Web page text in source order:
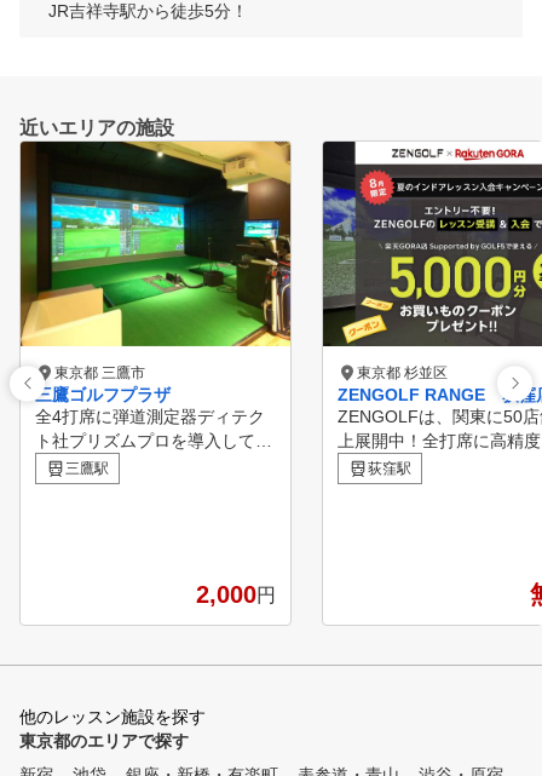
JR吉祥寺駅から徒歩5分！
近いエリアの施設
東京都 三鷹市
三鷹ゴルフプラザ
全4打席に弾道測定器ディテク
ト社プリズムプロを導入してい
ます。 1秒1500コマでインパク
トを捉える高速カメラと前方後
ーチに加えベテランコーチ、女
性コーチも在籍、あなたにぴっ
出るレッスンをお約束します。
動的ストレッチマシン「ホグレ
ル」も導入しスイングにおける
三鷹駅
2,000円
東京都 杉並区
ZENGOLF RANGE 荻窪
ZENGOLFは、関東に50
上展開中！全打席に高精
ュレーターを完備したレ
受け放題・レンジ使い放
度でも受けられて、短期
スコアアップを目指すこ
荻窪駅
他のレッスン施設を探す
東京都のエリアで探す